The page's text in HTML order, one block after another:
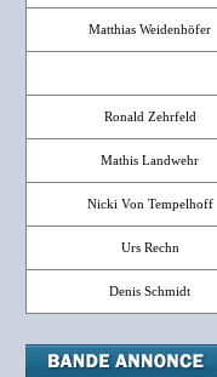
Matthias Weidenhöfer
Ronald Zehrfeld
Mathis Landwehr
Nicki Von Tempelhoff
Urs Rechn
Denis Schmidt